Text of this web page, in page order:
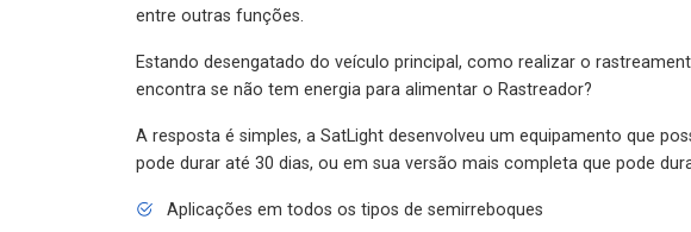
entre outras funções.
Estando desengatado do veículo principal, como realizar o
encontra se não tem energia para alimentar o Rastreador?
A resposta é simples, a SatLight desenvolveu um equipamento que
pode durar até 30 dias, ou em sua versão mais completa que pode
Aplicações em todos os tipos de semirreboques